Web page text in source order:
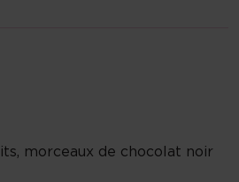
morceaux de chocolat noir